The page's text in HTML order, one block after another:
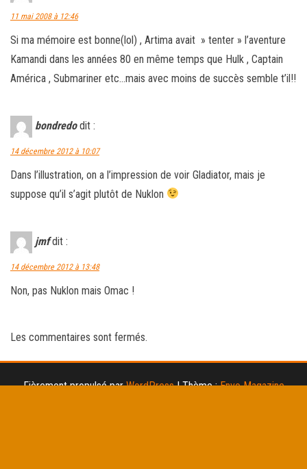
11 mai 2008 à 12:46
Si ma mémoire est bonne(lol) , Artima avait » tenter » l’aventure
Kamandi dans les années 80 en même temps que Hulk , Captain
América , Submariner etc…mais avec moins de succès semble t’il!!
bondredo dit :
14 décembre 2012 à 10:07
Dans l’illustration, on a l’impression de voir Gladiator, mais je
suppose qu’il s’agit plutôt de Nuklon
jmf dit :
14 décembre 2012 à 13:48
Non, pas Nuklon mais Omac !
Les commentaires sont fermés.
Fièrement propulsé parWordPress |Thème :Envo Magazine